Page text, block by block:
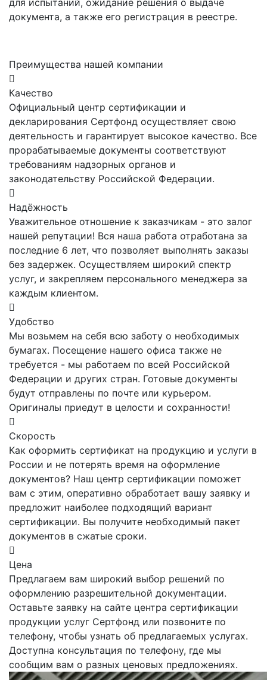
для испытаний, ожидание решения о выдаче
документа, а также его регистрация в реестре.
Преимущества нашей компании
Качество
Официальный центр сертификации и
декларирования Сертфонд осуществляет свою
деятельность и гарантирует высокое качество. Все
прорабатываемые документы соответствуют
требованиям надзорных органов и
законодательству Российской Федерации.
Надёжность
Уважительное отношение к заказчикам - это залог
нашей репутации! Вся наша работа отработана за
последние 6 лет, что позволяет выполнять заказы
без задержек. Осуществляем широкий спектр
услуг, и закрепляем персонального менеджера за
каждым клиентом.
Удобство
Мы возьмем на себя всю заботу о необходимых
бумагах. Посещение нашего офиса также не
требуется - мы работаем по всей Российской
Федерации и других стран. Готовые документы
будут отправлены по почте или курьером.
Оригиналы приедут в целости и сохранности!
Скорость
Как оформить сертификат на продукцию и услуги в
России и не потерять время на оформление
документов? Наш центр сертификации поможет
вам с этим, оперативно обработает вашу заявку и
предложит наиболее подходящий вариант
сертификации. Вы получите необходимый пакет
документов в сжатые сроки.
Цена
Предлагаем вам широкий выбор решений по
оформлению разрешительной документации.
Оставьте заявку на сайте центра сертификации
продукции услуг Сертфонд или позвоните по
телефону, чтобы узнать об предлагаемых услугах.
Доступна консультация по телефону, где мы
сообщим вам о разных ценовых предложениях.